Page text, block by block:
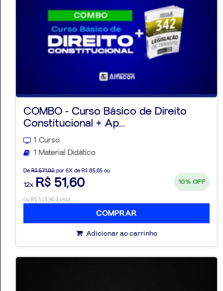
COMBO - Curso Básico de Direito
Constitucional + Ap...
1 Curso
1 Material Didático
De R$ 571,00 por 6X de R$ 85,65 ou
12x R$ 51,60 10% OFF
ou R$ 513,90 à vista
COMPRAR
Adicionar ao carrinho